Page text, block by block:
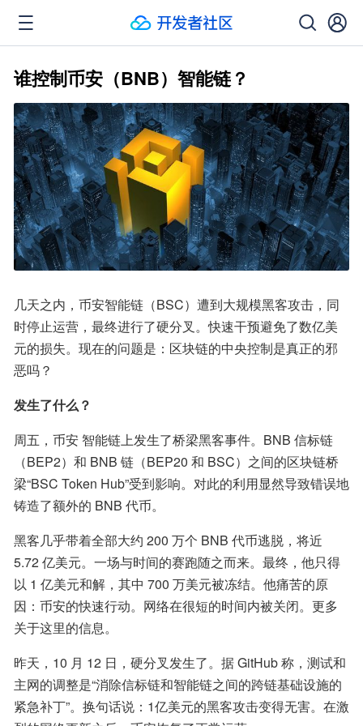
谁控制币安（BNB）智能链？
几天之内，币安智能链（BSC）遭到大规模黑客攻击，同
时停止运营，最终进行了硬分叉。快速干预避免了数亿美
元的损失。现在的问题是：区块链的中央控制是真正的邪
恶吗？
发生了什么？
周五，币安 智能链上发生了桥梁黑客事件。BNB 信标链
（BEP2）和 BNB 链（BEP20 和 BSC）之间的区块链桥
梁“BSC Token Hub”受到影响。对此的利用显然导致错误地
铸造了额外的 BNB 代币。
黑客几乎带着全部大约 200 万个 BNB 代币逃脱，将近
5.72 亿美元。一场与时间的赛跑随之而来。最终，他只得
以 1 亿美元和解，其中 700 万美元被冻结。他痛苦的原
因：币安的快速行动。网络在很短的时间内被关闭。更多
关于这里的信息。
昨天，10 月 12 日，硬分叉发生了。据 GitHub 称，测试和
主网的调整是“消除信标链和智能链之间的跨链基础设施的
紧急补丁”。换句话说：1亿美元的黑客攻击变得无害。在激